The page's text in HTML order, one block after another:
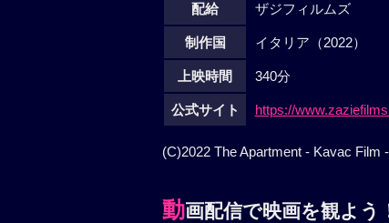
配給 ザジフィルムズ
制作国 イタリア（2022）
上映時間 340分
公式サイト https://
(C)2022 The Apartment - Kavac Film
動画配信で映画を観よう